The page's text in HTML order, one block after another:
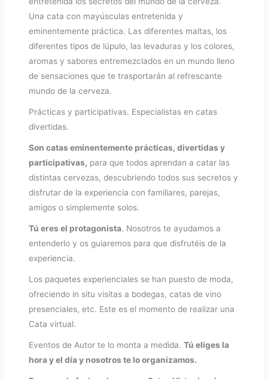
Una cata con mayúsculas entretenida y
eminentemente práctica. Las diferentes maltas, los
diferentes tipos de lúpulo, las levaduras y los colores,
aromas y sabores entremezclados en un mundo lleno
de sensaciones que te trasportarán al refrescante
mundo de la cerveza.
Prácticas y participativas. Especialistas en catas
divertidas.
Son catas eminentemente prácticas, divertidas y
participativas, para que todos aprendan a catar las
distintas cervezas, descubriendo todos sus secretos y
disfrutar de la experiencia con familiares, parejas,
amigos o simplemente solos.
Tú eres el protagonista. Nosotros te ayudamos a
entenderlo y os guiaremos para que disfrutéis de la
experiencia.
Los paquetes experienciales se han puesto de moda,
ofreciendo in situ visitas a bodegas, catas de vino
presenciales, etc. Este es el momento de realizar una
Cata virtual.
Eventos de Autor te lo monta a medida.Tú eliges la
hora y el día y nosotros te lo organizamos.